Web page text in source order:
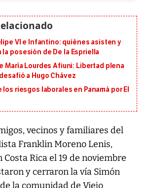
VI e Infantino: quiénes asisten y
posesión de De la Espriella
María Lourdes Afiuni: Libertad plena
a Hugo Chávez
los riesgos laborales en Panamá por El
vecinos y familiares del
Franklin Moreno Lenis,
Rica el 19 de noviembre
y cerraron la vía Simón
la comunidad de Viejo